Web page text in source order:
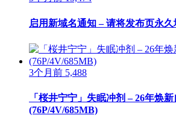
启用新域名通知 – 请将发布页永
3个月前 5,488
「桜井宁宁」失眠冲剂 – 26年焕
(76P/4V/685MB)